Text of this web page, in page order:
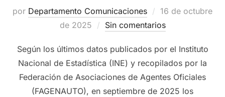
por Departamento Comunicaciones
Publicado
el
16 de octubre
de 2025
Sin comentarios
Según los últimos datos publicados por el Instituto
Nacional de Estadística (INE) y recopilados por la
Federación de Asociaciones de Agentes Oficiales
(FAGENAUTO), en septiembre de 2025 los